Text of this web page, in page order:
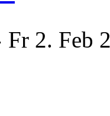
Fr 2. Feb